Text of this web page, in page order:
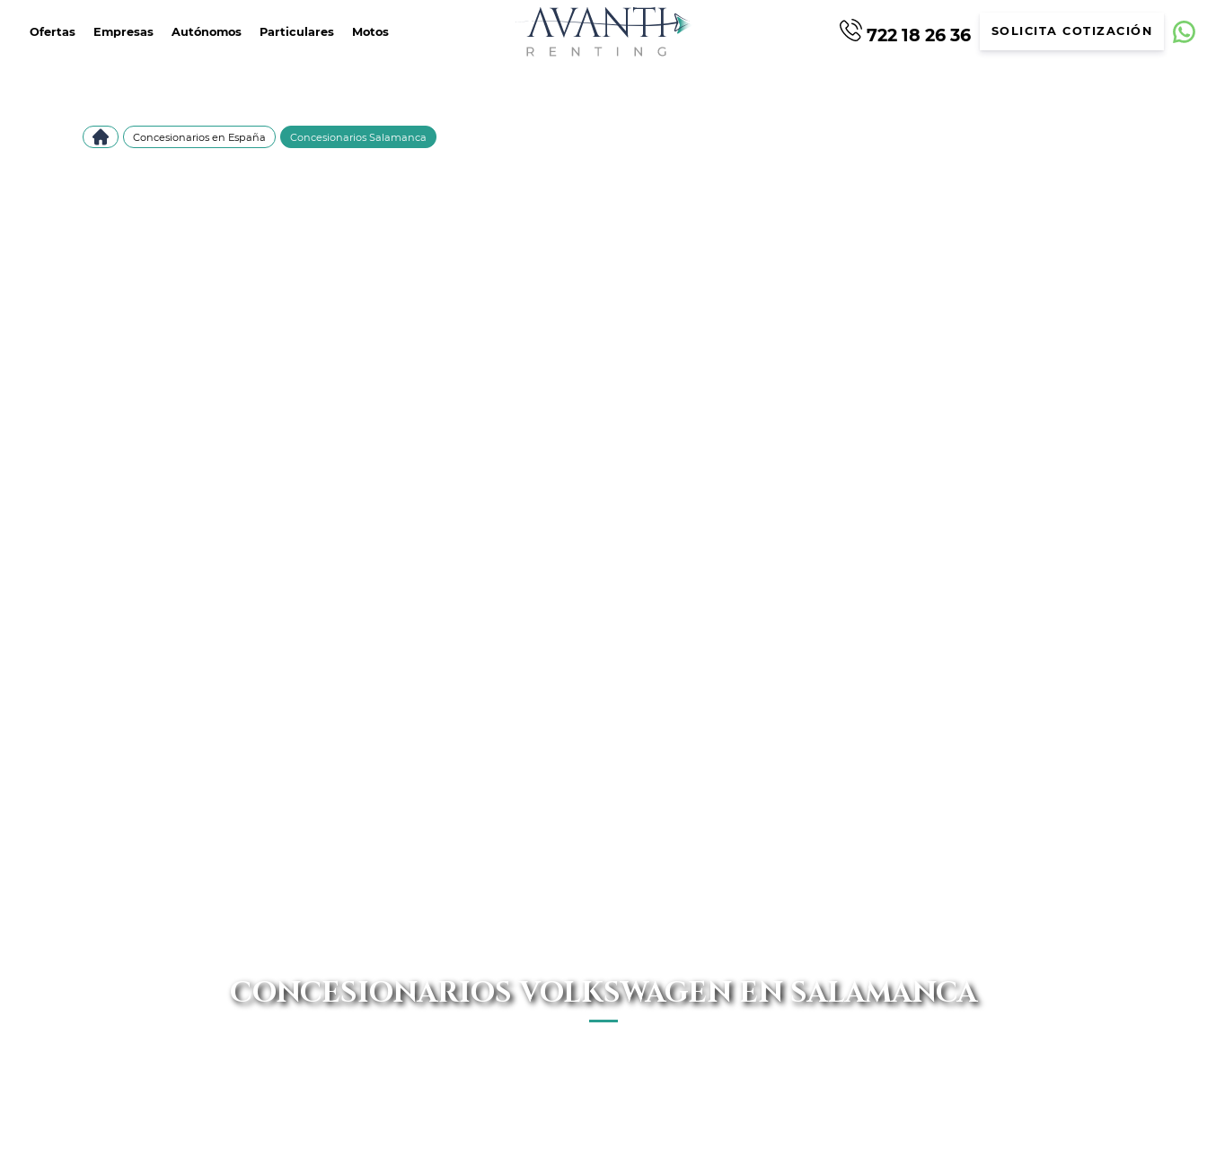
Ofertas Empresas Autónomos Particulares Motos 722 18 26 36 SOLICITA COTIZACIÓN
Concesionarios en España Concesionarios Salamanca
CONCESIONARIOS VOLKSWAGEN EN SALAMANCA